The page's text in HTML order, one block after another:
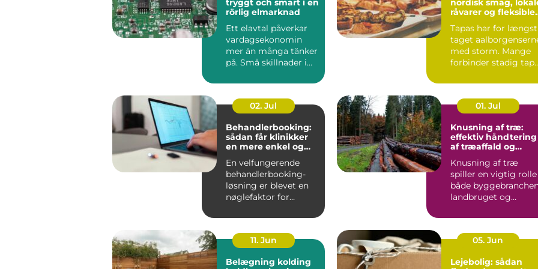
tryggt och smart i en
rörlig elmarknad
Ett elavtal påverkar
vardagsekonomin
mer än många tänker
på. Små skillnader i
nordisk smag,
råvarer og fleksible
Tapas har for længst
taget
med storm. Mange
forbinder stadig
02. Jul
Behandlerbooking:
sådan får klinikker
en mere enkel og
En velfungerende
behandlerbooking-
løsning er blevet en
nøglefaktor for
og beha...
01. Jul
Knusning af træ:
effektiv håndtering
af træaffald og
Knusning af træ
spiller en vigtig rolle
både
landbruget og
11. Jun
Belægning kolding
05. Jun
Lejebolig: sådan